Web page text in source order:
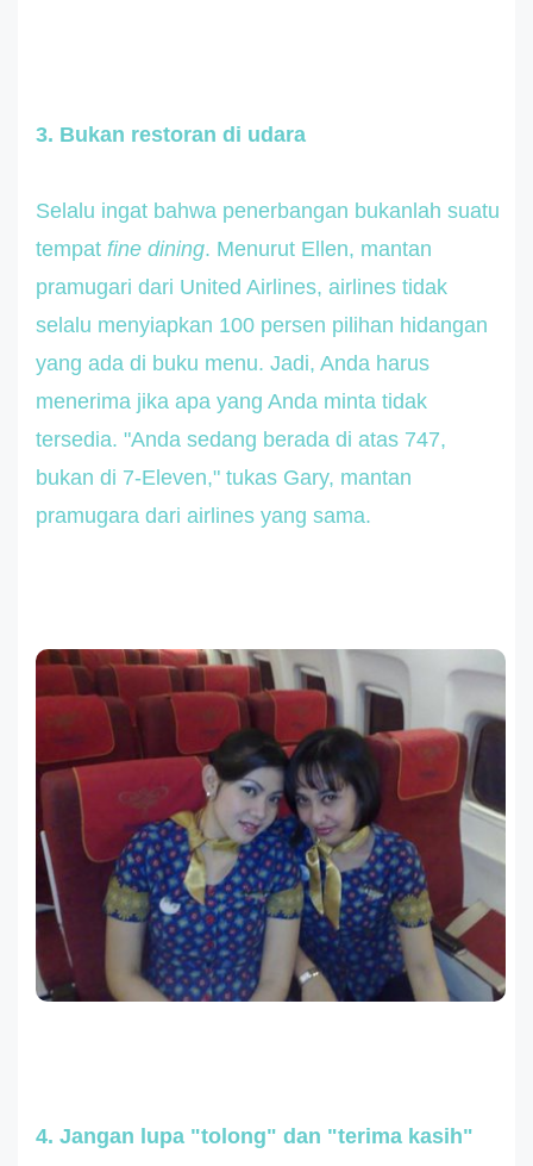
3. Bukan restoran di udara
Selalu ingat bahwa penerbangan bukanlah suatu
tempat fine dining. Menurut Ellen, mantan
pramugari dari United Airlines, airlines tidak
selalu menyiapkan 100 persen pilihan hidangan
yang ada di buku menu. Jadi, Anda harus
menerima jika apa yang Anda minta tidak
tersedia. "Anda sedang berada di atas 747,
bukan di 7-Eleven," tukas Gary, mantan
pramugara dari airlines yang sama.
4. Jangan lupa "tolong" dan "terima kasih"